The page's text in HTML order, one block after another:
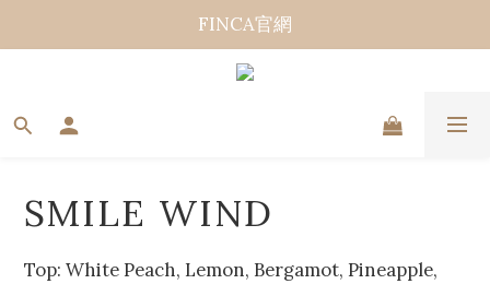
FINCA官網
SMILE WIND
Top: White Peach, Lemon, Bergamot, Pineapple,